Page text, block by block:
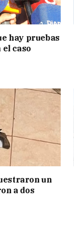
hay pruebas
caso
un
a dos